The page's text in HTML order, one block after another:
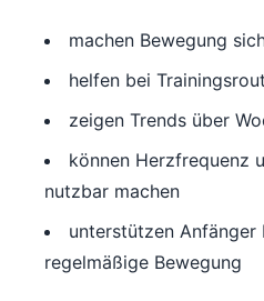
machen Bewegung
helfen bei
zeigen Trends über
können Herzfrequenz
nutzbar machen
unterstützen Anfänger
regelmäßige Bewegung